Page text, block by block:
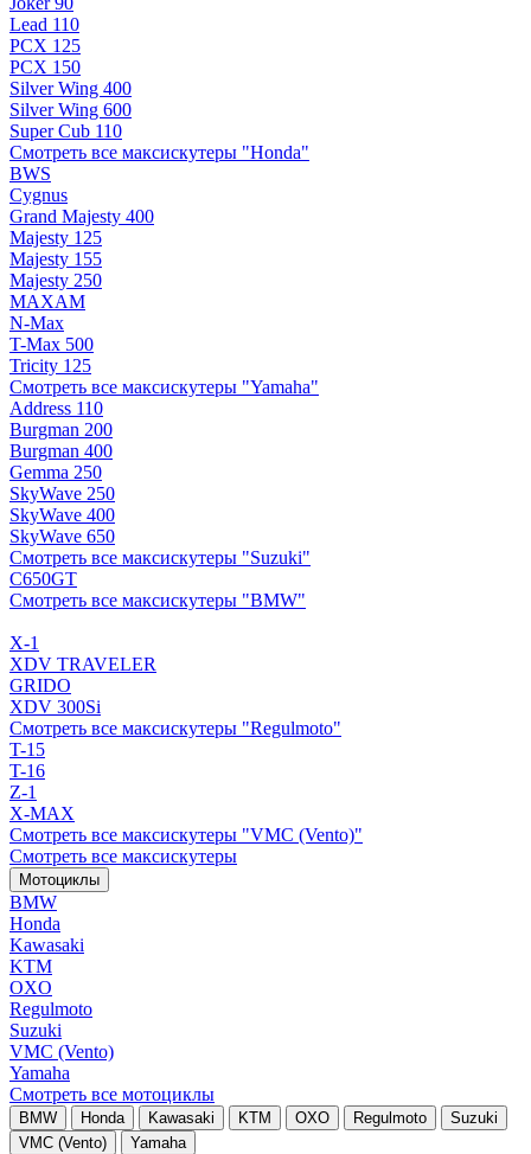
Lead 110
PCX 125
PCX 150
Silver Wing 400
Silver Wing 600
Super Cub 110
Смотреть все максискутеры "Honda"
BWS
Cygnus
Grand Majesty 400
Majesty 125
Majesty 155
Majesty 250
MAXAM
N-Max
T-Max 500
Tricity 125
Смотреть все максискутеры "Yamaha"
Address 110
Burgman 200
Burgman 400
Gemma 250
SkyWave 250
SkyWave 400
SkyWave 650
Смотреть все максискутеры "Suzuki"
C650GT
Смотреть все максискутеры "BMW"
X-1
XDV TRAVELER
GRIDO
XDV 300Si
Смотреть все максискутеры "Regulmoto"
T-15
T-16
Z-1
X-MAX
Смотреть все максискутеры "VMC (Vento)"
Смотреть все максискутеры
Мотоциклы
BMW
Honda
Kawasaki
KTM
OXO
Regulmoto
Suzuki
VMC (Vento)
Yamaha
Смотреть все мотоциклы
BMW Honda Kawasaki KTM OXO Regulmoto
Suzuki
VMC (Vento)
Yamaha